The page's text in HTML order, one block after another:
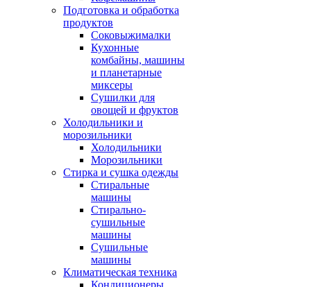
Подготовка и обработка
продуктов
Соковыжималки
Кухонные
комбайны, машины
и планетарные
миксеры
Сушилки для
овощей и фруктов
Холодильники и
морозильники
Холодильники
Морозильники
Стирка и сушка одежды
Стиральные
машины
Стирально-
сушильные
машины
Сушильные
машины
Климатическая техника
Кондиционеры